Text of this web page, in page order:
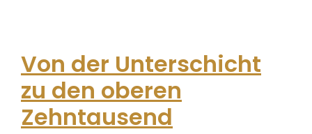
Von der Unterschicht
zu den oberen
Zehntausend